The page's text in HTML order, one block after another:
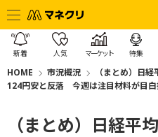
新着 人気 マーケット 特集
HOME 市況概況
（まとめ）日
124円安と反落 今週は注目材料が目白
（まとめ）日経平